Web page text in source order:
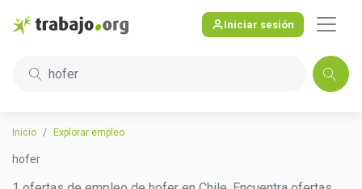
Iniciar sesión
hofer
Inicio Explorar empleo
hofer